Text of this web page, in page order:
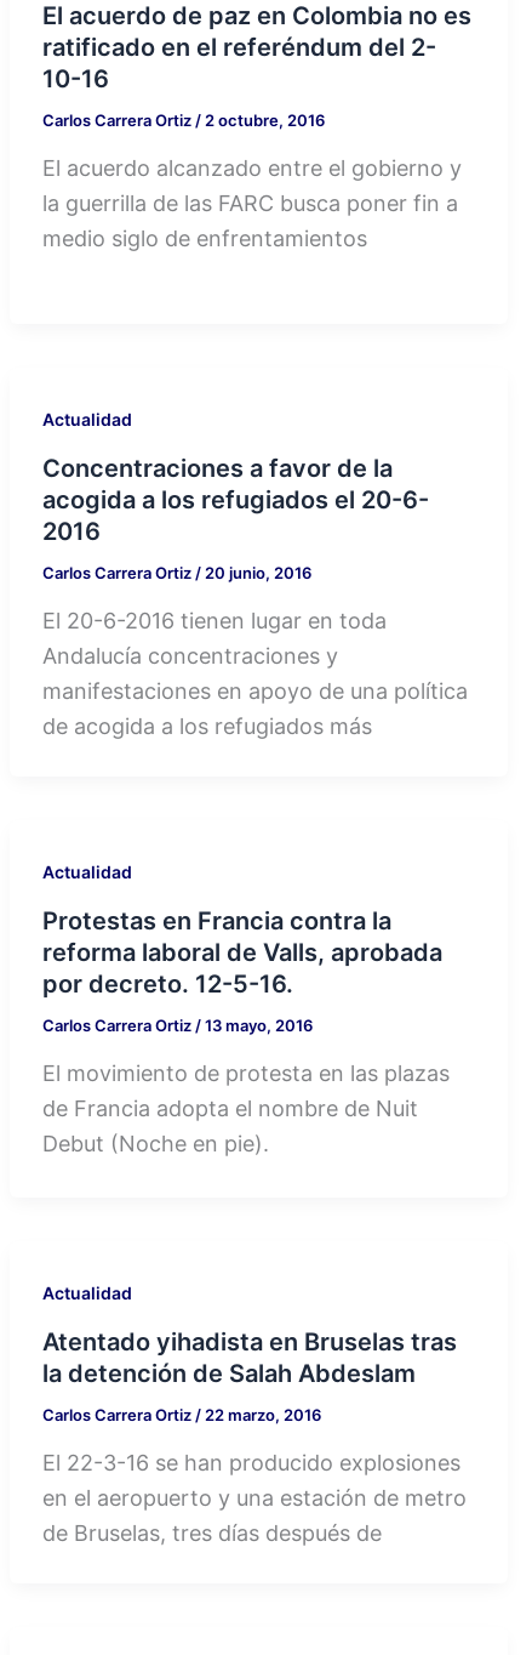
El acuerdo de paz en Colombia no es
ratificado en el referéndum del 2-
10-16
Carlos Carrera Ortiz/2 octubre, 2016
El acuerdo alcanzado entre el gobierno y
la guerrilla de las FARC busca poner fin a
medio siglo de enfrentamientos
Actualidad
Concentraciones a favor de la
acogida a los refugiados el 20-6-
2016
Carlos Carrera Ortiz/20 junio, 2016
El 20-6-2016 tienen lugar en toda
Andalucía concentraciones y
manifestaciones en apoyo de una política
de acogida a los refugiados más
Actualidad
Protestas en Francia contra la
reforma laboral de Valls, aprobada
por decreto. 12-5-16.
Carlos Carrera Ortiz/13 mayo, 2016
El movimiento de protesta en las plazas
de Francia adopta el nombre de Nuit
Debut (Noche en pie).
Actualidad
Atentado yihadista en Bruselas tras
la detención de Salah Abdeslam
Carlos Carrera Ortiz/22 marzo, 2016
El 22-3-16 se han producido explosiones
en el aeropuerto y una estación de metro
de Bruselas, tres días después de